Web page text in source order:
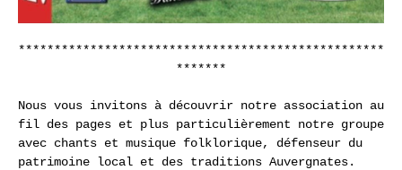
***************************************************
*******
Nous vous invitons à découvrir notre association au
fil des pages et plus particulièrement notre groupe
avec chants et musique folklorique, défenseur du
patrimoine local et des traditions Auvergnates.